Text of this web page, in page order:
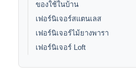
ของใช้ในบ้าน
เฟอร์นิเจอร์สแตนเลส
เฟอร์นิเจอร์ไม้ยางพารา
เฟอร์นิเจอร์ Loft